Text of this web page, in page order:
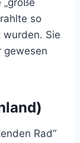
so
Sie
gewesen
Rad“